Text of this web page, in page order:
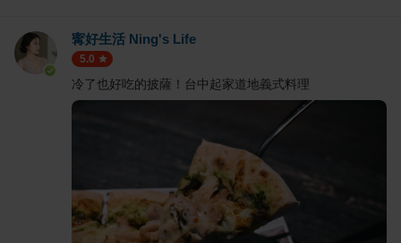
寗好生活 Ning's Life
5.0
冷了也好吃的披薩！台中起家道地義式料理